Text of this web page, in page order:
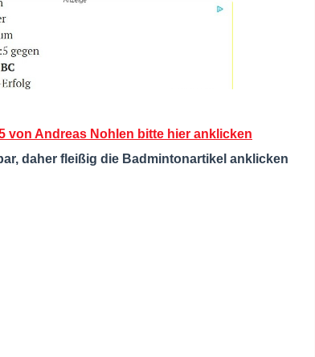
von Andreas Nohlen bitte hier anklicken
daher fleißig die Badmintonartikel anklicken